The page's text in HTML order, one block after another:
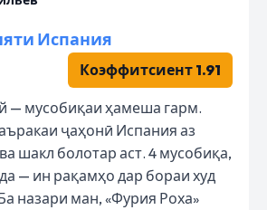
Испания
Коэффитсиент 1.91
— мусобиқаи ҳамеша гарм.
ҷаҳонӣ Испания аз
шакл болотар аст. 4 мусобиқа,
— ин рақамҳо дар бораи худ
назари ман, «Фурия Роха»